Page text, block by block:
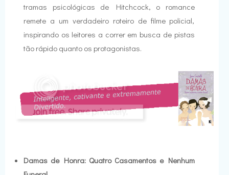
tramas psicológicas de Hitchcock, o romance
remete a um verdadeiro roteiro de filme policial,
inspirando os leitores a correr em busca de pistas
tão rápido quanto os protagonistas.
Damas de Honra: Quatro Casamentos e Nenhum